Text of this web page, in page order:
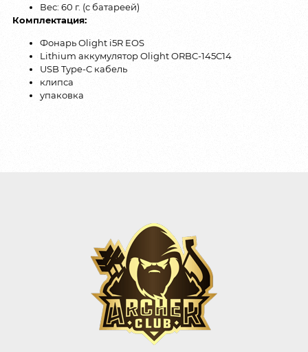
Вес: 60 г. (с батареей)
Комплектация:
Фонарь Olight i5R EOS
Lithium аккумулятор Olight ORBC-145C14
USB Type-C кабель
клипса
упаковка